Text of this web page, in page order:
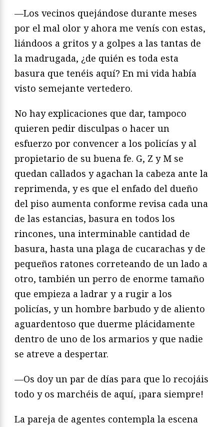
—Los vecinos quejándose durante meses
por el mal olor y ahora me venís con estas,
liándoos a gritos y a golpes a las tantas de
la madrugada, ¿de quién es toda esta
basura que tenéis aquí? En mi vida había
visto semejante vertedero.
No hay explicaciones que dar, tampoco
quieren pedir disculpas o hacer un
esfuerzo por convencer a los policías y al
propietario de su buena fe. G, Z y M se
quedan callados y agachan la cabeza ante la
reprimenda, y es que el enfado del dueño
del piso aumenta conforme revisa cada una
de las estancias, basura en todos los
rincones, una interminable cantidad de
basura, hasta una plaga de cucarachas y de
pequeños ratones correteando de un lado a
otro, también un perro de enorme tamaño
que empieza a ladrar y a rugir a los
policías, y un hombre barbudo y de aliento
aguardentoso que duerme plácidamente
dentro de uno de los armarios y que nadie
se atreve a despertar.
—Os doy un par de días para que lo recojáis
todo y os marchéis de aquí, ¡para siempre!
La pareja de agentes contempla la escena